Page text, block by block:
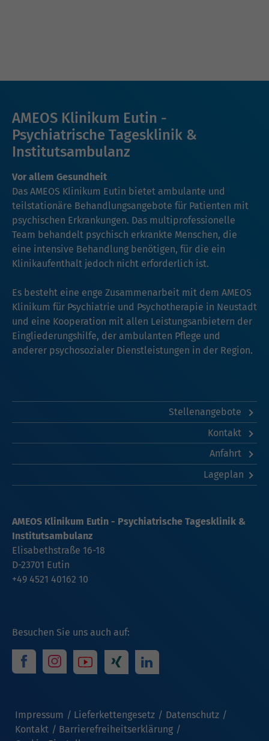
AMEOS Klinikum Eutin -
Psychiatrische Tagesklinik &
Institutsambulanz
Vor allem Gesundheit
Das AMEOS Klinikum Eutin bietet ambulante und
teilstationäre Behandlungsangebote für Patienten mit
psychischen Erkrankungen. Das multiprofessionelle
Team behandelt psychisch erkrankte Menschen, die
eine intensive Behandlung benötigen, für die ein
Klinikaufenthalt jedoch nicht erforderlich ist.
Es besteht eine enge Zusammenarbeit mit dem AMEOS
Klinikum für Psychiatrie und Psychotherapie in Neustadt
und eine Kooperation mit allen Leistungsanbietern der
Eingliederungshilfe, der ambulanten Pflege und
anderer psychosozialer Dienstleistungen in der Region.
Stellenangebote
Kontakt
Anfahrt
Lageplan
Besuchen Sie uns auch auf:
Impressum Lieferkettengesetz
Datenschutz
Kontakt
Barrierefreiheitserklärung
AMEOS Klinikum Eutin - Psychiatrische Tagesklinik &
Institutsambulanz
Elisabethstraße 16-18
D-23701 Eutin
+49 4521 40162 10